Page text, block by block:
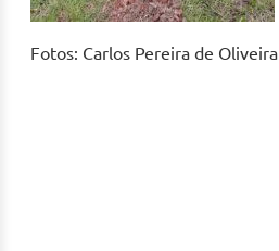
Fotos: Carlos Pereira de Oliveira